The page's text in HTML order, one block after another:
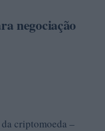
negociação
criptomoeda –